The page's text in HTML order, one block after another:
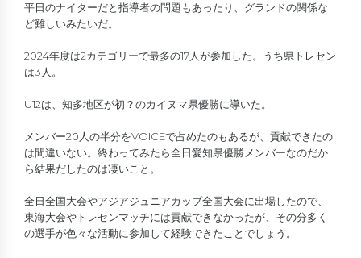
平日のナイターだと指導者の問題もあったり、グランドの関係な
ど難しいみたいだ。
2024年度は2カテゴリーで最多の17人が参加した。うち県トレセン
は3人。
U12は、知多地区が初？のカイヌマ県優勝に導いた。
メンバー20人の半分をVOICEで占めたのもあるが、貢献できたの
は間違いない。終わってみたら全日愛知県優勝メンバーなのだか
ら結果だしたのは凄いこと。
全日全国大会やアジアジュニアカップ全国大会に出場したので、
東海大会やトレセンマッチには貢献できなかったが、その分多く
の選手が色々な活動に参加して経験できたことでしょう。